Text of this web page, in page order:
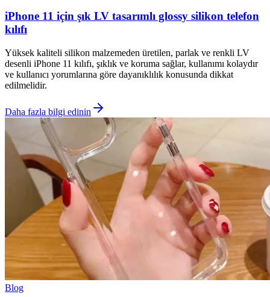
iPhone 11 için şık LV tasarımlı glossy silikon telefon
kılıfı
Yüksek kaliteli silikon malzemeden üretilen, parlak ve renkli LV
desenli iPhone 11 kılıfı, şıklık ve koruma sağlar, kullanımı kolaydır
ve kullanıcı yorumlarına göre dayanıklılık konusunda dikkat
edilmelidir.
Daha fazla bilgi edinin
Blog